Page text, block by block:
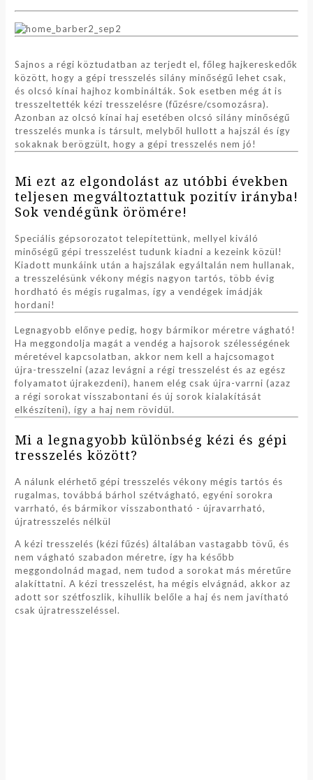
Sajnos a régi köztudatban az terjedt el, főleg hajkereskedők
között, hogy a gépi tresszelés silány minőségű lehet csak,
és olcsó kínai hajhoz kombinálták. Sok esetben még át is
tresszeltették kézi tresszelésre (fűzésre/csomozásra).
Azonban az olcsó kínai haj esetében olcsó silány minőségű
tresszelés munka is társult, melyből hullott a hajszál és így
sokaknak berögzült, hogy a gépi tresszelés nem jó!
Mi ezt az elgondolást az utóbbi években
teljesen megváltoztattuk pozitív irányba!
Sok vendégünk örömére!
Speciális gépsorozatot telepítettünk, mellyel kiváló
minőségű gépi tresszelést tudunk kiadni a kezeink közül!
Kiadott munkáink után a hajszálak egyáltalán nem hullanak,
a tresszelésünk vékony mégis nagyon tartós, több évig
hordható és mégis rugalmas, így a vendégek imádják
hordani!
Legnagyobb előnye pedig, hogy bármikor méretre vágható!
Ha meggondolja magát a vendég a hajsorok szélességének
méretével kapcsolatban, akkor nem kell a hajcsomagot
újra-tresszelni (azaz levágni a régi tresszelést és az egész
folyamatot újrakezdeni), hanem elég csak újra-varrni (azaz
a régi sorokat visszabontani és új sorok kialakítását
elkészíteni), így a haj nem rövidül.
Mi a legnagyobb különbség kézi és gépi
tresszelés között?
A nálunk elérhető gépi tresszelés vékony mégis tartós és
rugalmas, továbbá bárhol szétvágható, egyéni sorokra
varrható, és bármikor visszabontható - újravarrható,
újratresszelés nélkül
A kézi tresszelés (kézi fűzés) általában vastagabb tövű, és
nem vágható szabadon méretre, így ha később
meggondolnád magad, nem tudod a sorokat más méretűre
alakíttatni. A kézi tresszelést, ha mégis elvágnád, akkor az
adott sor szétfoszlik, kihullik belőle a haj és nem javítható
csak újratresszeléssel.